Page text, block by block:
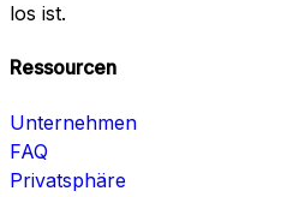
los ist.
Ressourcen
Unternehmen
FAQ
Privatsphäre